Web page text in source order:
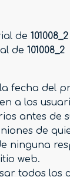
de 101008_2
de 101008_2
fecha del
a los
antes de
de
ninguna
web.
todos